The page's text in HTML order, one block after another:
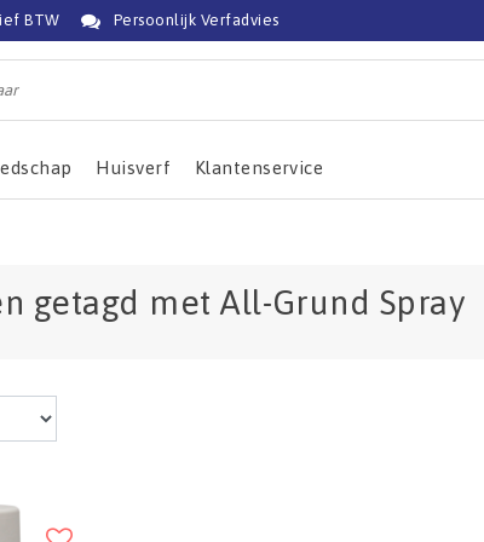
BTW Persoonlijk Verfadvies
Huisverf Klantenservice
getagd met All-Grund Spray